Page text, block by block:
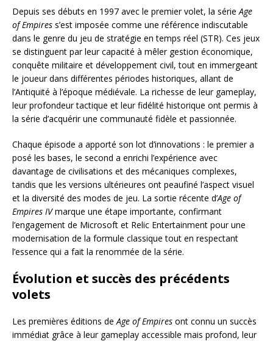
Depuis ses débuts en 1997 avec le premier volet, la série Age
of Empires s’est imposée comme une référence indiscutable
dans le genre du jeu de stratégie en temps réel (STR). Ces jeux
se distinguent par leur capacité à mêler gestion économique,
conquête militaire et développement civil, tout en immergeant
le joueur dans différentes périodes historiques, allant de
l’Antiquité à l’époque médiévale. La richesse de leur gameplay,
leur profondeur tactique et leur fidélité historique ont permis à
la série d’acquérir une communauté fidèle et passionnée.
Chaque épisode a apporté son lot d’innovations : le premier a
posé les bases, le second a enrichi l’expérience avec
davantage de civilisations et des mécaniques complexes,
tandis que les versions ultérieures ont peaufiné l’aspect visuel
et la diversité des modes de jeu. La sortie récente d’Age of
Empires IVmarque une étape importante, confirmant
l’engagement de Microsoft et Relic Entertainment pour une
modernisation de la formule classique tout en respectant
l’essence qui a fait la renommée de la série.
Évolution et succès des précédents
volets
Les premières éditions de Age of Empires ont connu un succès
immédiat grâce à leur gameplay accessible mais profond, leur